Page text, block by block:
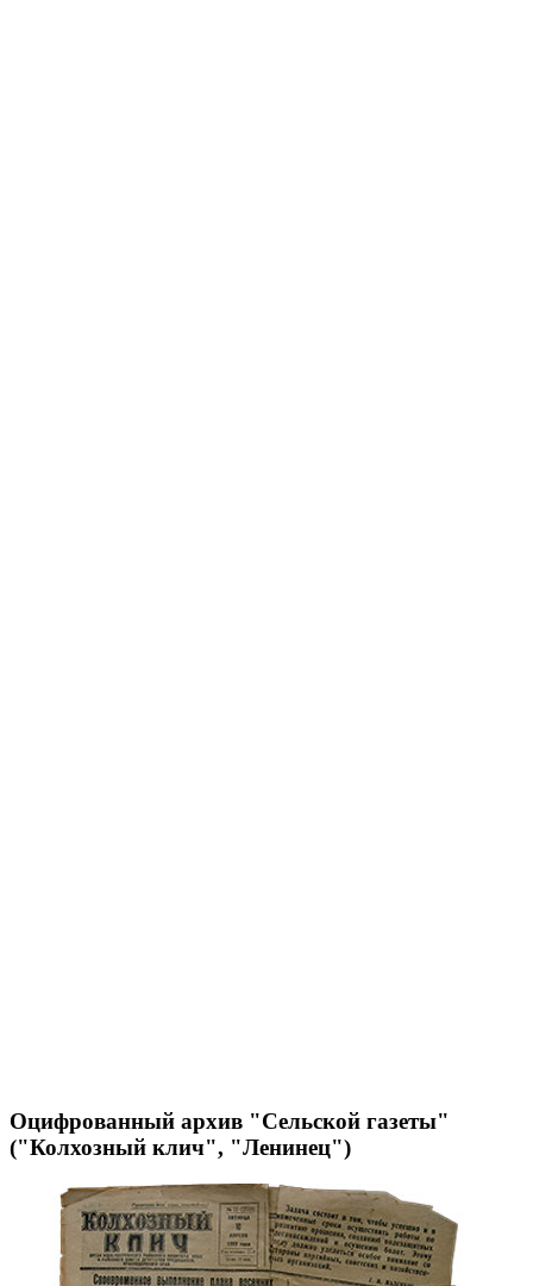
Оцифрованный архив "Сельской газеты"
("Колхозный клич", "Ленинец")